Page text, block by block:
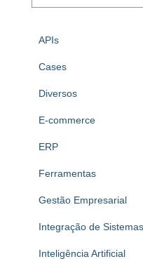
APIs
Cases
Diversos
E-commerce
ERP
Ferramentas
Gestão Empresarial
Integração de Sistemas
Inteligência Artificial